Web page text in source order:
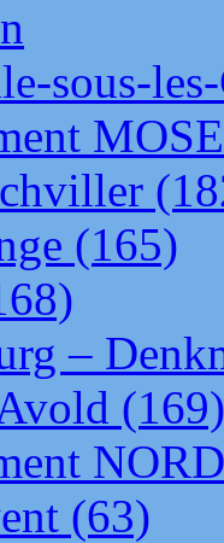
sous-
(165)
–
(169)
NORD
(63)